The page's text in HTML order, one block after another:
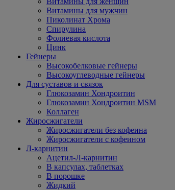
Витамины для мужчин
Пиколинат Хрома
Спирулина
Фолиевая кислота
Цинк
Гейнеры
Высокобелковые гейнеры
Высокоуглеводные гейнеры
Для суставов и связок
Глюкозамин Хондроитин
Глюкозамин Хондроитин MSM
Коллаген
Жиросжигатели
Жиросжигатели без кофеина
Жиросжигатели с кофеином
Л-карнитин
Ацетил-Л-карнитин
В капсулах, таблетках
В порошке
Жидкий